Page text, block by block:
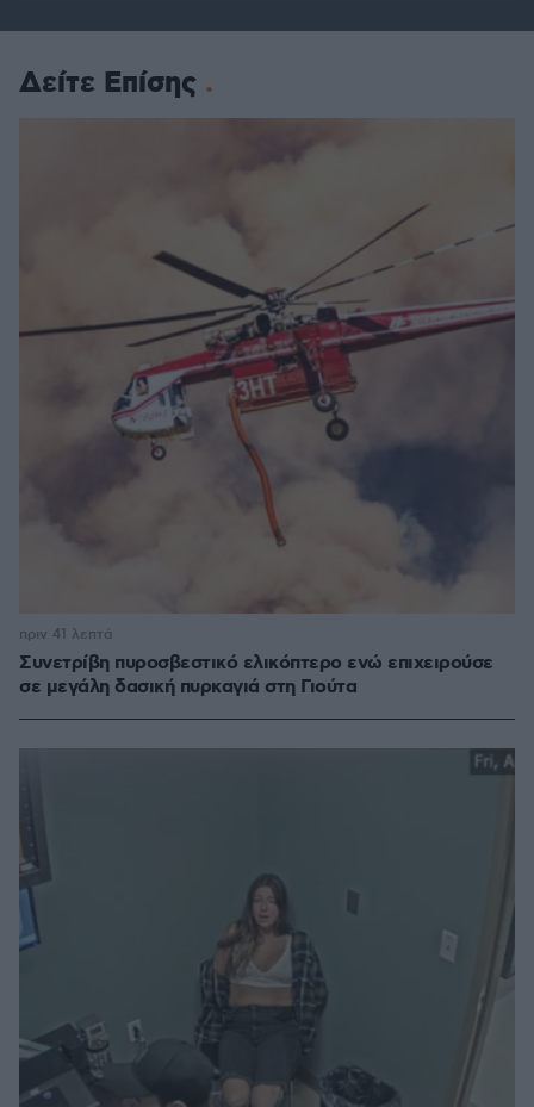
Δείτε Επίσης
Συνετρίβη πυροσβεστικό ελικόπτερο ενώ επιχειρούσε
σε μεγάλη δασική πυρκαγιά στη Γιούτα
πριν 41 λεπτά